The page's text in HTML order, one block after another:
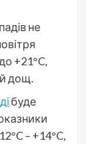
не
+21°C,
дощ.
буде
– +14°C,